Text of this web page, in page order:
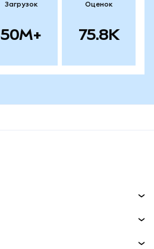
Загрузок
50M+
Оценок
75.8K